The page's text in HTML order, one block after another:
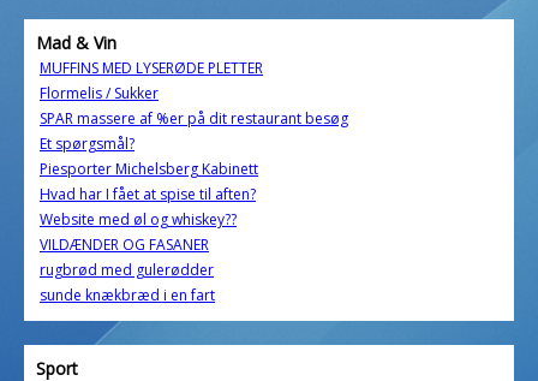
Mad & Vin
MUFFINS MED LYSERØDE PLETTER
Flormelis / Sukker
SPAR massere af %er på dit restaurant besøg
Et spørgsmål?
Piesporter Michelsberg Kabinett
Hvad har I fået at spise til aften?
Website med øl og whiskey??
VILDÆNDER OG FASANER
rugbrød med gulerødder
sunde knækbræd i en fart
Sport